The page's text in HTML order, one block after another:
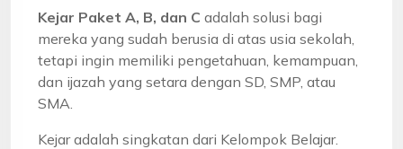
Kejar Paket A, B, dan C adalah solusi bagi
mereka yang sudah berusia di atas usia sekolah,
tetapi ingin memiliki pengetahuan, kemampuan,
dan ijazah yang setara dengan SD, SMP, atau
SMA.
Kejar adalah singkatan dari Kelompok Belajar.